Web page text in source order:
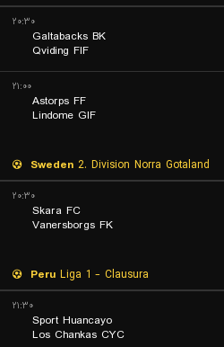
۲۰:۳۰
Galtabacks BK
Qviding FIF
۲۱:۰۰
Astorps FF
Lindome GIF
Sweden 2. Division Norra Gotaland
۲۰:۳۰
Skara FC
Vanersborgs FK
Peru Liga 1 - Clausura
۲۱:۳۰
Sport Huancayo
Los Chankas CYC